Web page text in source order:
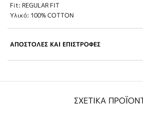
Fit: REGULAR FIT
Υλικό: 100% COTTON
ΑΠΟΣΤΟΛΕΣ ΚΑΙ ΕΠΙΣΤΡΟΦΕΣ
ΣΧΕΤΙΚΑ